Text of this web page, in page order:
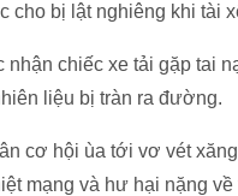
bị lật nghiêng khi tài
chiếc xe tải gặp tai
liệu bị tràn ra đường.
cơ hội ùa tới vơ vét
mạng và hư hại nặng